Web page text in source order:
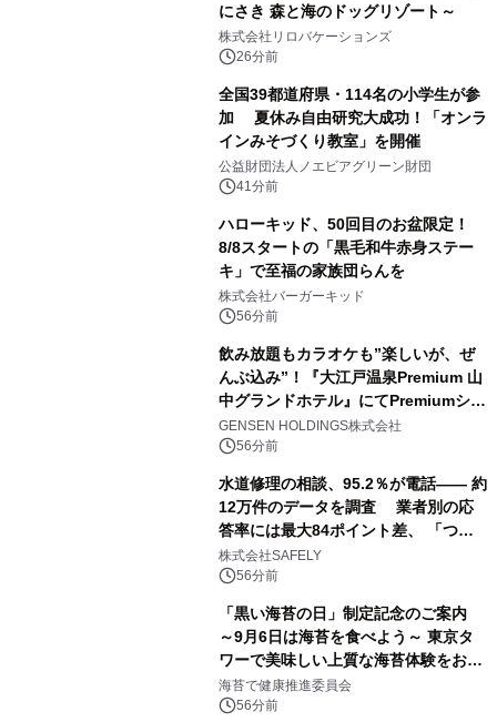
にさき 森と海のドッグリゾート～
株式会社リロバケーションズ
26分前
全国39都道府県・114名の小学生が参
加 夏休み自由研究大成功！「オンラ
インみそづくり教室」を開催
公益財団法人ノエビアグリーン財団
41分前
ハローキッド、50回目のお盆限定！
8/8スタートの「黒毛和牛赤身ステー
キ」で至福の家族団らんを
株式会社バーガーキッド
56分前
飲み放題もカラオケも”楽しいが、ぜ
んぶ込み”！『大江戸温泉Premium 山
中グランドホテル』にてPremiumシリ
ーズ初のオールインクルーシブ導入
GENSEN HOLDINGS株式会社
56分前
水道修理の相談、95.2％が電話―― 約
12万件のデータを調査 業者別の応
答率には最大84ポイント差、 「つな
がりやすさ」も選定基準に
株式会社SAFELY
56分前
「黒い海苔の日」制定記念のご案内
～9月6日は海苔を食べよう～ 東京タ
ワーで美味しい上質な海苔体験をお届
けします！
海苔で健康推進委員会
56分前